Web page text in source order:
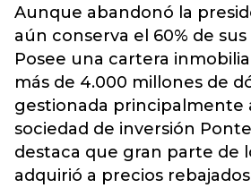
Aunque abandonó la
aún conserva el 60% de
Posee una cartera
más de 4.000 millones de
gestionada principalmente
sociedad de inversión
destaca que gran parte de
adquirió a precios